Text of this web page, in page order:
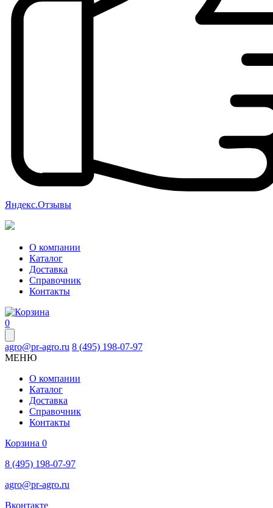
Яндекс.Отзывы
О компании
Каталог
Доставка
Справочник
Контакты
0
agro@pr-agro.ru 8 (495) 198-07-97
МЕНЮ
О компании
Каталог
Доставка
Справочник
Контакты
Корзина 0
8 (495) 198-07-97
agro@pr-agro.ru
Вконтакте